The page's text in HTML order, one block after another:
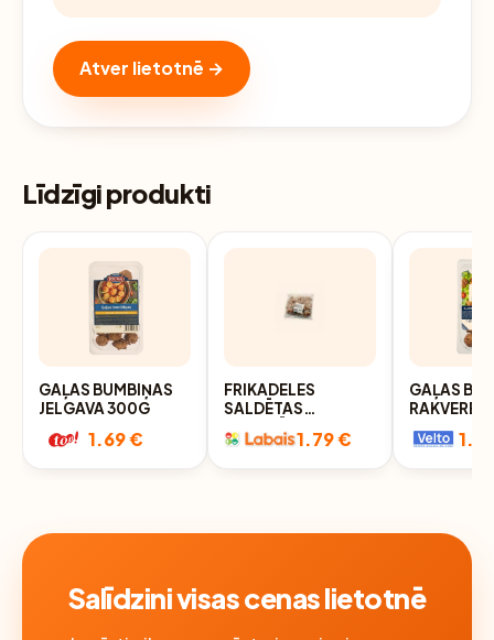
Atver lietotnē →
Līdzīgi produkti
GAĻAS BUMBIŅAS
JELGAVA 300G
1.69 €
FRIKADELES
SALDĒTAS
400G
1.79 €
GAĻAS
RAKVERE
Salīdzini visas cenas lietotnē